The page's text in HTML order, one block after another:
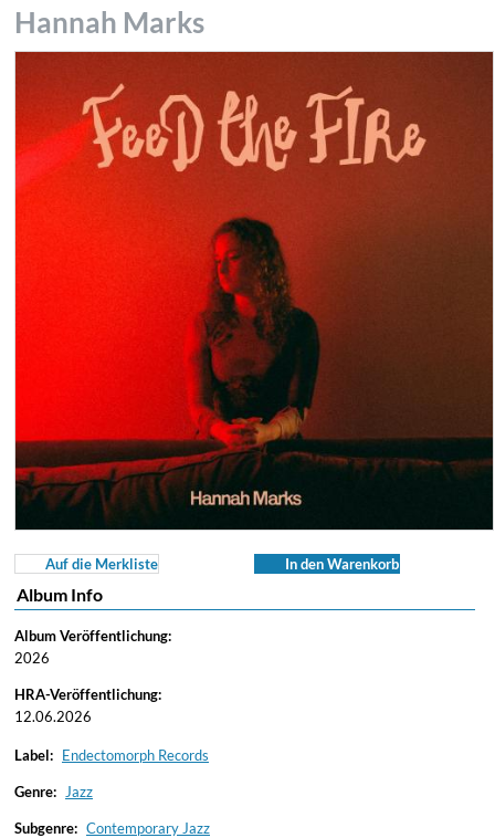
Hannah Marks
Auf die Merkliste In den Warenkorb
Album Info
Album Veröffentlichung:
2026
HRA-Veröffentlichung:
12.06.2026
Label: Endectomorph Records
Genre: Jazz
Subgenre: Contemporary Jazz